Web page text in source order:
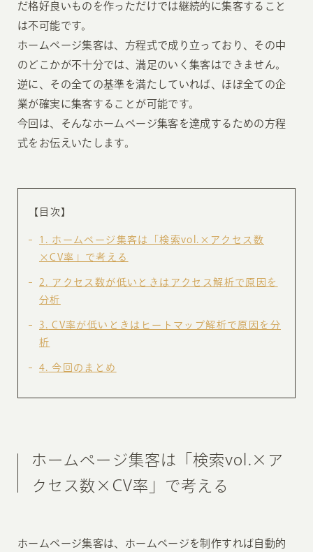
だ格好良いものを作っただけでは継続的に集客すること
は不可能です。
ホームページ集客は、方程式で成り立っており、その中
のどこかが不十分では、満足のいく集客はできません。
逆に、その全ての基準を満たしていれば、ほぼ全ての企
業が確実に集客することが可能です。
今回は、そんなホームページ集客を達成するための方程
式をお伝えいたします。
【目次】
1
ホームページ集客は「検索vol.×アクセス数
×CV率」で考える
2
アクセス数が低いときはアクセス解析で原因を
分析
3
CV率が低いときはヒートマップ解析で原因を分
析
4 今回のまとめ
ホームページ集客は「検索vol.×ア
クセス数×CV率」で考える
ホームページ集客は、ホームページを制作すれば自動的